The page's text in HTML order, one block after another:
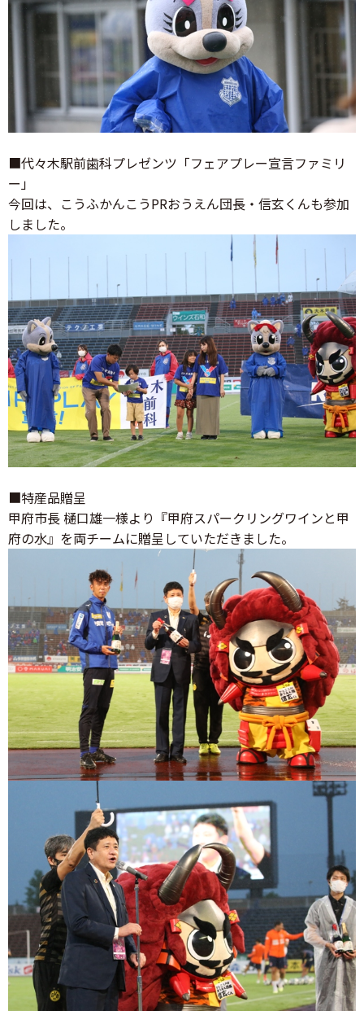
■代々木駅前歯科プレゼンツ「フェアプレー宣言ファミリ
ー」
今回は、こうふかんこうPRおうえん団長・信玄くんも参加
しました。
■特産品贈呈
甲府市長 樋口雄一様より『甲府スパークリングワインと甲
府の水』を両チームに贈呈していただきました。